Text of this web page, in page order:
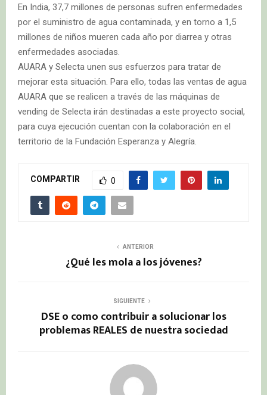
En India, 37,7 millones de personas sufren enfermedades
por el suministro de agua contaminada, y en torno a 1,5
millones de niños mueren cada año por diarrea y otras
enfermedades asociadas.
AUARA y Selecta unen sus esfuerzos para tratar de
mejorar esta situación. Para ello, todas las ventas de agua
AUARA que se realicen a través de las máquinas de
vending de Selecta irán destinadas a este proyecto social,
para cuya ejecución cuentan con la colaboración en el
territorio de la Fundación Esperanza y Alegría.
COMPARTIR 0
ANTERIOR
¿Qué les mola a los jóvenes?
SIGUIENTE
DSE o como contribuir a solucionar los
problemas REALES de nuestra sociedad